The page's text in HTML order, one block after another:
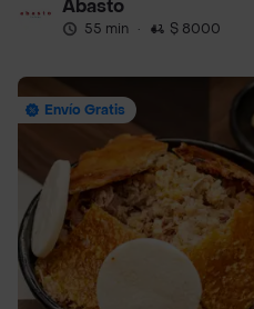
Abasto
55 min · $ 8000
Envío Gratis